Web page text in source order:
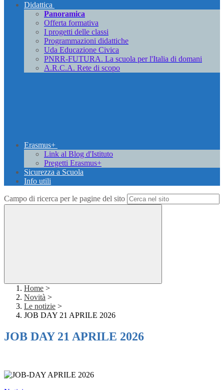
Didattica
Panoramica
Offerta formativa
I progetti delle classi
Programmazioni didattiche
Uda Educazione Civica
PNRR-FUTURA. La scuola per l'Italia di domani
A.R.C.A. Rete di scopo
Erasmus+
Link al Blog d'Istituto
Pregetti Erasmus+
Sicurezza a Scuola
Info utili
Campo di ricerca per le pagine del sito
Home >
Novità >
Le notizie >
JOB DAY 21 APRILE 2026
JOB DAY 21 APRILE 2026